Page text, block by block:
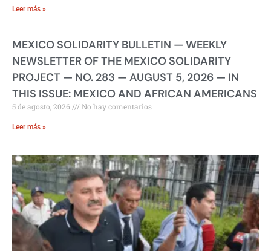
Leer más »
MEXICO SOLIDARITY BULLETIN — WEEKLY
NEWSLETTER OF THE MEXICO SOLIDARITY
PROJECT — NO. 283 — AUGUST 5, 2026 — IN
THIS ISSUE: MEXICO AND AFRICAN AMERICANS
5 de agosto, 2026 No hay comentarios
Leer más »